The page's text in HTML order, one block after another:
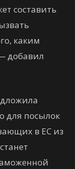
составить
каким
добавил
для посылок
в ЕС из